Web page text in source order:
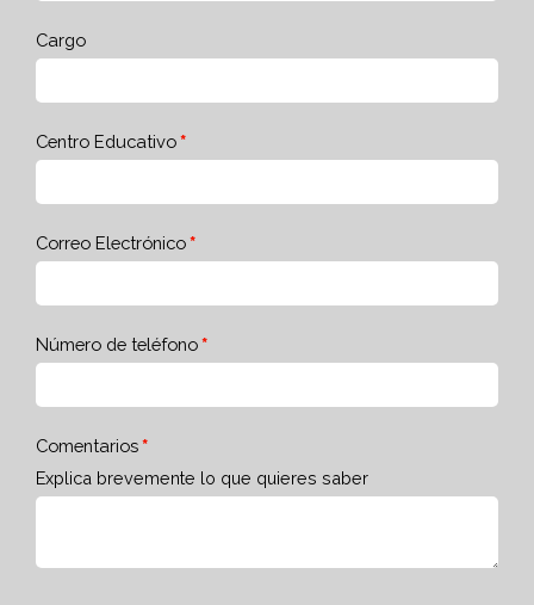
Cargo
Centro Educativo
Correo Electrónico
Número de teléfono
Comentarios
Explica brevemente lo que quieres saber